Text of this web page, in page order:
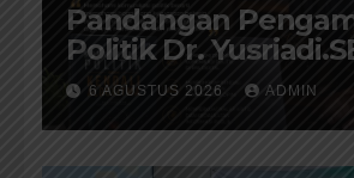
Pandangan
Politik Dr.
Tentang Buku Dr.
Liza Fitriani S. Kom
6 AGUSTUS 2026 ADMIN